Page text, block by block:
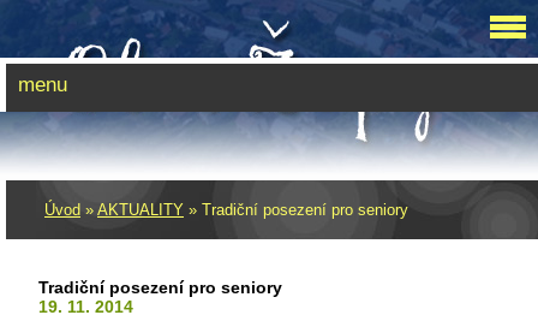
Úvod » AKTUALITY » Tradiční posezení pro seniory
Tradiční posezení pro seniory
19. 11. 2014
menu